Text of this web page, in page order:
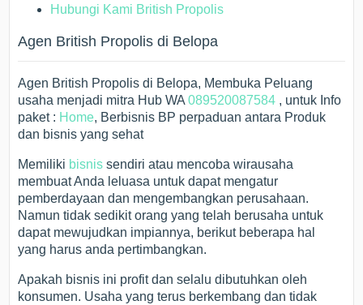
Hubungi Kami British Propolis
Agen British Propolis di Belopa
Agen British Propolis di Belopa, Membuka Peluang
usaha menjadi mitra Hub WA089520087584 , untuk Info
paket : Home, Berbisnis BP perpaduan antara Produk
dan bisnis yang sehat
Memiliki bisnis sendiri atau mencoba wirausaha
membuat Anda leluasa untuk dapat mengatur
pemberdayaan dan mengembangkan perusahaan.
Namun tidak sedikit orang yang telah berusaha untuk
dapat mewujudkan impiannya, berikut beberapa hal
yang harus anda pertimbangkan.
Apakah bisnis ini profit dan selalu dibutuhkan oleh
konsumen. Usaha yang terus berkembang dan tidak